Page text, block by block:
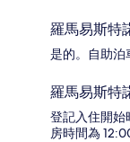
羅馬易斯特
是的。自助泊
羅馬易斯特
登記入住開始
房時間為